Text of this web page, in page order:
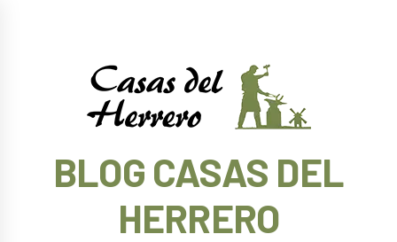
BLOG CASAS DEL
HERRERO